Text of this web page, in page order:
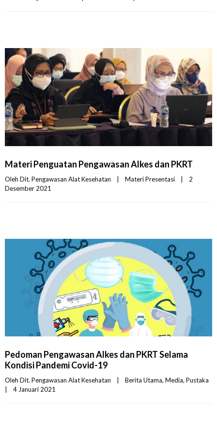
Materi Penguatan Pengawasan Alkes dan PKRT
Oleh Dit. Pengawasan Alat Kesehatan Materi Presentasi
2
Desember 2021
Pedoman Pengawasan Alkes dan PKRT Selama
Kondisi Pandemi Covid-19
Oleh Dit. Pengawasan Alat Kesehatan Berita Utama, Media, Pustaka
4 Januari 2021